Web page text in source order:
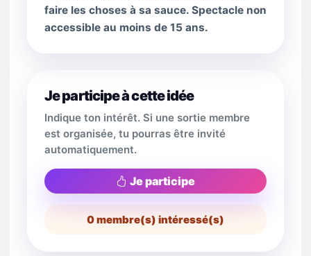
faire les choses à sa sauce. Spectacle non
accessible au moins de 15 ans.
Je participe à cette idée
Indique ton intérêt. Si une sortie membre
est organisée, tu pourras être invité
automatiquement.
Je participe
0membre(s) intéressé(s)